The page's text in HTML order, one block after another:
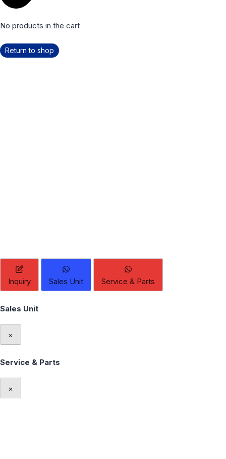
No products in the cart
Return to shop
Inquiry Sales Unit Service & Parts
Sales Unit
×
Service & Parts
×